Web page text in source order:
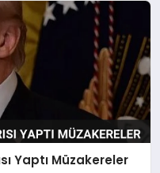
Yaptı Müzakereler